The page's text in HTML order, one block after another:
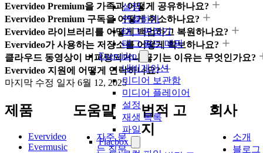
설정
연결하기
태그 편집기
태그 필드 매핑
Evervideo
내비게이션
미디어 보관함
미디어 플레이어
설정
재생 목록
파일
Flacbox
Evervideo Premium을 가족과 어떻게 공유하나요?
Evervideo Premium 구독을 어떻게 취소하나요?
Evervideo 라이브러리를 어떻게 백업하고 복원하나요?
Evervideo가 사용하는 저장소를 어떻게 확보하나요?
클라우드 동영상이 버퍼링되거나 끊기는 이유는 무엇인가요?
Evervideo 지원에 어떻게 연락하나요?
마지막 수정 일자 6월 12, 2025
제품
Evervideo
Evermusic
도움말
자주 묻
는 질문
법적 고
지
회사
소개
블로그